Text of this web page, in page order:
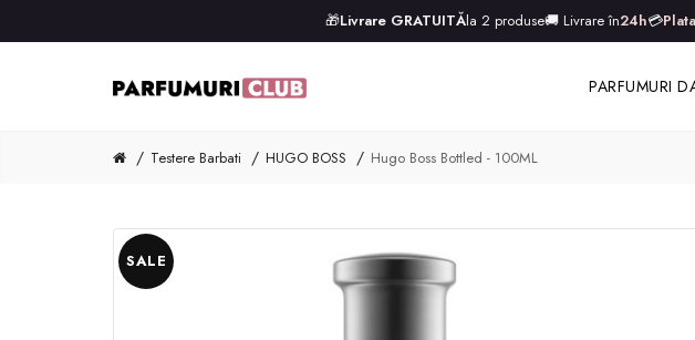
🎁Livrare GRATUITĂla 2 produse🚚 Livrare în24h💳
PARFUMURI
Testere Barbati HUGO BOSS Hugo Boss Bottled - 100ML
SALE